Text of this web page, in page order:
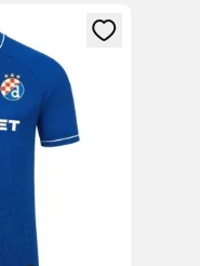
vagy a